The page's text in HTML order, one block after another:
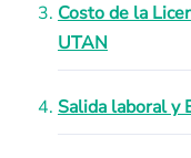
Costo de la
UTAN
Salida laboral y